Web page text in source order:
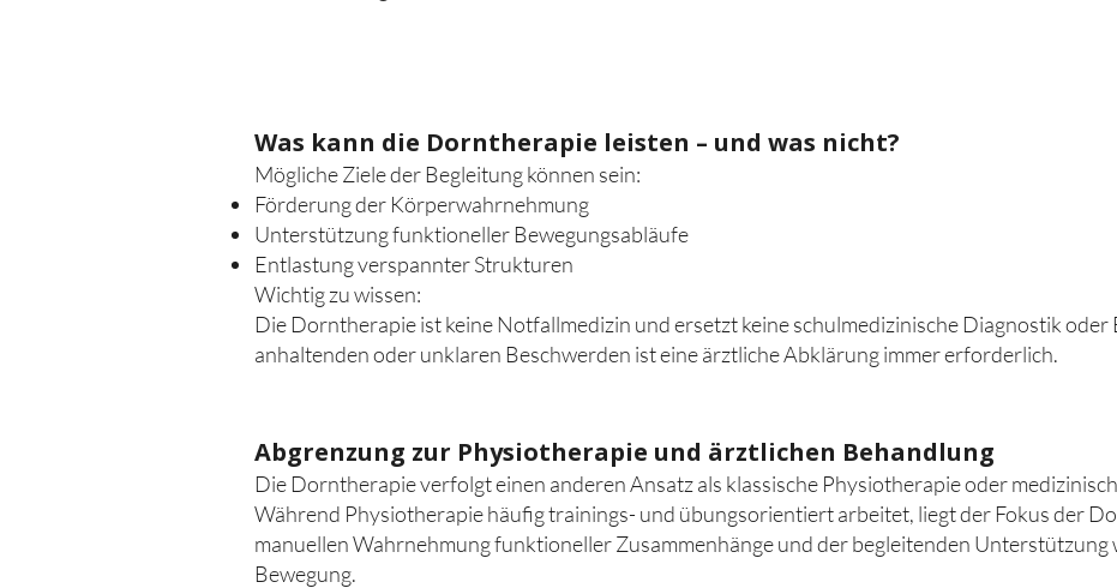
Was kann die Dorntherapie leisten – und was nicht?
Mögliche Ziele der Begleitung können sein:
Förderung der Körperwahrnehmung
Unterstützung funktioneller Bewegungsabläufe
Entlastung verspannter Strukturen
Wichtig zu wissen:
Die Dorntherapie ist keine Notfallmedizin und ersetzt keine schulmedizinische Diagnostik oder
anhaltenden oder unklaren Beschwerden ist eine ärztliche Abklärung immer erforderlich.
Abgrenzung zur Physiotherapie und ärztlichen Behandlung
Die Dorntherapie verfolgt einen anderen Ansatz als klassische Physiotherapie oder
Während Physiotherapie häufig trainings- und übungsorientiert arbeitet, liegt der Fokus der
manuellen Wahrnehmung funktioneller Zusammenhänge und der begleitenden
Bewegung.